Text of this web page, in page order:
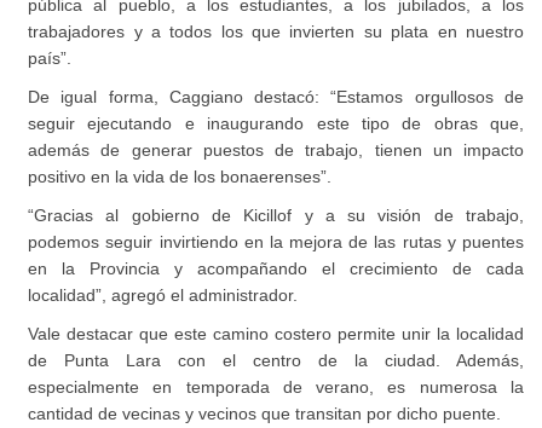
pública al pueblo, a los estudiantes, a los jubilados, a los
trabajadores y a todos los que invierten su plata en nuestro
país”.
De igual forma, Caggiano destacó: “Estamos orgullosos de
seguir ejecutando e inaugurando este tipo de obras que,
además de generar puestos de trabajo, tienen un impacto
positivo en la vida de los bonaerenses”.
“Gracias al gobierno de Kicillof y a su visión de trabajo,
podemos seguir invirtiendo en la mejora de las rutas y puentes
en la Provincia y acompañando el crecimiento de cada
localidad”, agregó el administrador.
Vale destacar que este camino costero permite unir la localidad
de Punta Lara con el centro de la ciudad. Además,
especialmente en temporada de verano, es numerosa la
cantidad de vecinas y vecinos que transitan por dicho puente.